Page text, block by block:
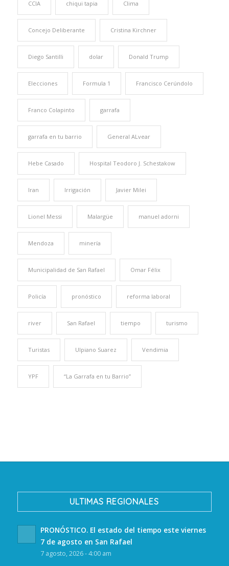
CCIA chiqui tapia Clima
Concejo Deliberante Cristina Kirchner
Diego Santilli dolar Donald Trump
Elecciones Formula 1 Francisco Cerúndolo
Franco Colapinto garrafa
garrafa en tu barrio General ALvear
Hebe Casado Hospital Teodoro J. Schestakow
Iran Irrigación Javier Milei
Lionel Messi Malargüe manuel adorni
Mendoza minería
Municipalidad de San Rafael Omar Félix
Policía pronóstico reforma laboral
river San Rafael tiempo turismo
Turistas Ulpiano Suarez Vendimia
YPF “La Garrafa en tu Barrio”
ULTIMAS REGIONALES
PRONÓSTICO. El estado del tiempo este viernes
7 de agosto en San Rafael
7 agosto, 2026 - 4:00 am